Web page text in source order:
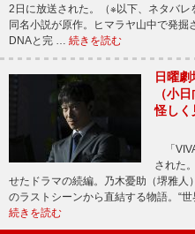
2日に放送された。（※以下、ネタバ
同名小説が原作。ヒマラヤ山中で発
DNAと完 … 続きを読む
日曜
（小
怪しく
「
された
せたドラマの続編。乃木憂助（堺雅人
のラストシーンから直結する物語。“
続きを読む